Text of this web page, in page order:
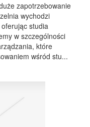
zapotrzebowanie
wychodzi
studia
w szczególności
które
wśród stu...